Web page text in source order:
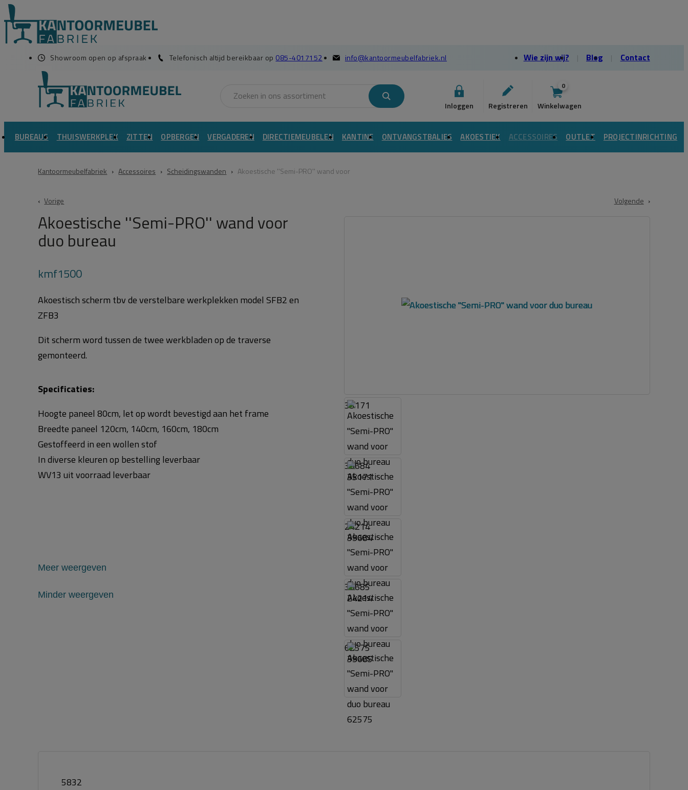
Showroom open op afspraak Telefonisch altijd bereikbaar op 085-4017152 info@kantoormeubelfabriek.nl Blog
Wie zijn wij? Contact
0
BUREAUS THUISWERKPLEK ZITTEN OPBERGEN VERGADEREN DIRECTIEMEUBELEN KANTINE ONTVANGSTBALIES AKOESTIEK ACCESSOIRES OUTLET PROJECTINRICHTING
Kantoormeubelfabriek › Accessoires › Scheidingswanden › Akoestische ''Semi-PRO'' wand voor
Vorige Volgende
Akoestische ''Semi-PRO'' wand voor
duo bureau
kmf1500
Akoestisch scherm tbv de verstelbare werkplekken model SFB2 en
ZFB3
Dit scherm word tussen de twee werkbladen op de traverse
gemonteerd.
Specificaties:
Hoogte paneel 80cm, let op wordt bevestigd aan het frame
Breedte paneel 120cm, 140cm, 160cm, 180cm
Gestoffeerd in een wollen stof
In diverse kleuren op bestelling leverbaar
WV13 uit voorraad leverbaar
Meer weergeven
Minder weergeven
35171
39684
24214
39685
62575
5832